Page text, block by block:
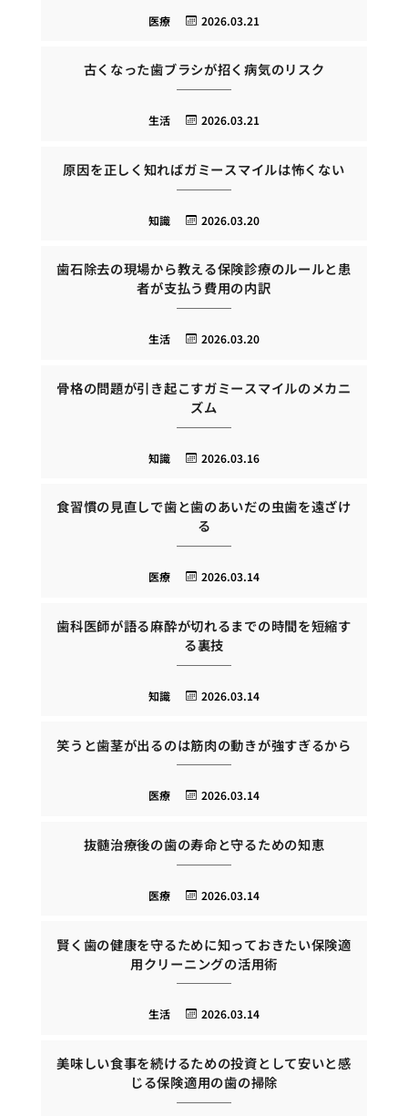
2026.03.21
医療
古くなった歯ブラシが招く病気のリスク
2026.03.21
生活
原因を正しく知ればガミースマイルは怖くない
2026.03.20
知識
歯石除去の現場から教える保険診療のルールと患
者が支払う費用の内訳
2026.03.20
生活
骨格の問題が引き起こすガミースマイルのメカニ
ズム
2026.03.16
知識
食習慣の見直しで歯と歯のあいだの虫歯を遠ざけ
る
2026.03.14
医療
歯科医師が語る麻酔が切れるまでの時間を短縮す
る裏技
2026.03.14
知識
笑うと歯茎が出るのは筋肉の動きが強すぎるから
2026.03.14
医療
抜髄治療後の歯の寿命と守るための知恵
2026.03.14
医療
賢く歯の健康を守るために知っておきたい保険適
用クリーニングの活用術
2026.03.14
生活
美味しい食事を続けるための投資として安いと感
じる保険適用の歯の掃除